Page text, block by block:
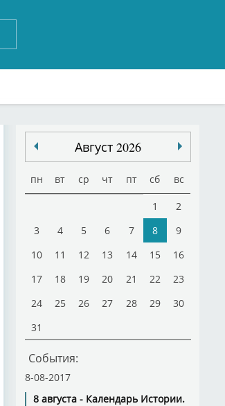
Август 2026
пн вт ср чт пт сб вс
1
2
3
4 5 6 7 8
9
10
11 12 13 14 15
16
17
18 19 20 21 22
23
24
25 26 27 28 29
30
31
События:
8-08-2017
8 августа - Календарь Истории.